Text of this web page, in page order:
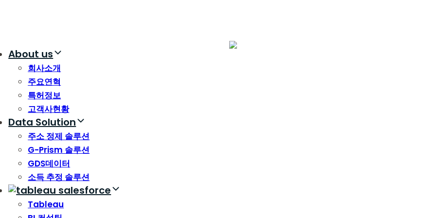
About us
회사소개
주요연혁
특허정보
고객사현황
Data Solution
주소 정제 솔루션
G-Prism 솔루션
GDS데이터
소득 추정 솔루션
Tableau